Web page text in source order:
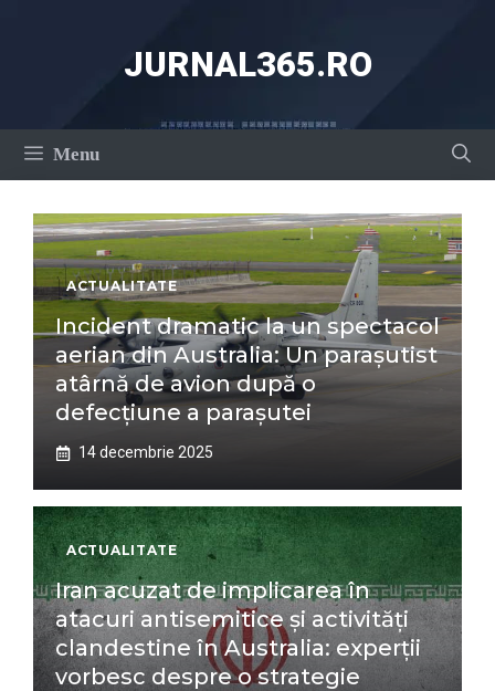
JURNAL365.RO
Menu
ACTUALITATE
Incident dramatic la un spectacol
aerian din Australia: Un parașutist
atârnă de avion după o
defecțiune a parașutei
14 decembrie 2025
ACTUALITATE
Iran acuzat de implicarea în
atacuri antisemitice și activități
clandestine în Australia: experții
vorbesc despre o strategie